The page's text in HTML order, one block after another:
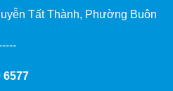
Tất Thành, Phường Buôn